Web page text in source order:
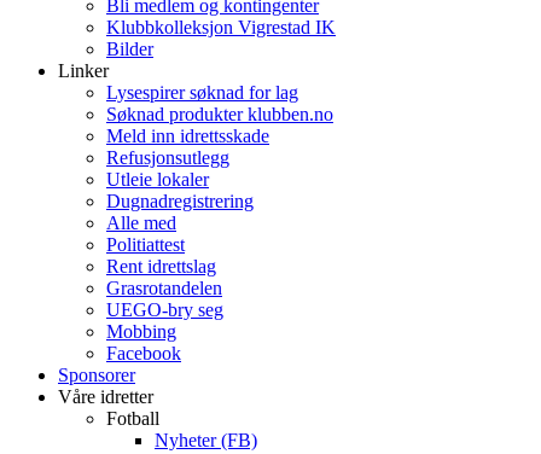
Bli medlem og kontingenter
Klubbkolleksjon Vigrestad IK
Bilder
Linker
Lysespirer søknad for lag
Søknad produkter klubben.no
Meld inn idrettsskade
Refusjonsutlegg
Utleie lokaler
Dugnadregistrering
Alle med
Politiattest
Rent idrettslag
Grasrotandelen
UEGO-bry seg
Mobbing
Facebook
Sponsorer
Våre idretter
Fotball
Nyheter (FB)